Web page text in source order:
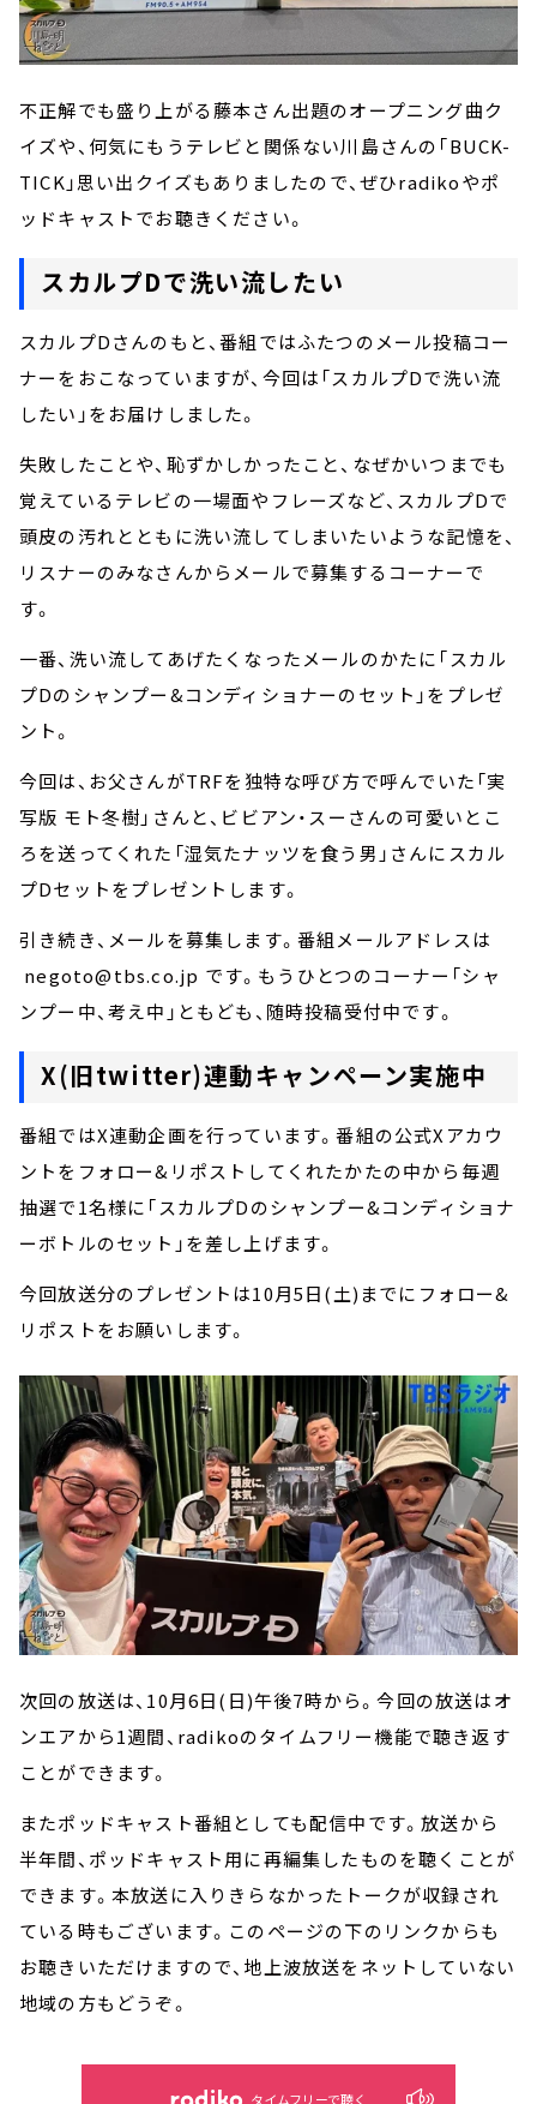
不正解でも盛り上がる藤本さん出題のオープニング曲ク
イズや、何気にもうテレビと関係ない川島さんの「BUCK-
TICK」思い出クイズもありましたので、ぜひradikoやポ
ッドキャストでお聴きください。
スカルプDで洗い流したい
スカルプDさんのもと、番組ではふたつのメール投稿コー
ナーをおこなっていますが、今回は「スカルプDで洗い流
したい」をお届けしました。
失敗したことや、恥ずかしかったこと、なぜかいつまでも
覚えているテレビの一場面やフレーズなど、スカルプDで
頭皮の汚れとともに洗い流してしまいたいような記憶を、
リスナーのみなさんからメールで募集するコーナーで
す。
一番、洗い流してあげたくなったメールのかたに「スカル
プDのシャンプー&コンディショナーのセット」をプレゼ
ント。
今回は、お父さんがTRFを独特な呼び方で呼んでいた「実
写版 モト冬樹」さんと、ビビアン・スーさんの可愛いとこ
ろを送ってくれた「湿気たナッツを食う男」さんにスカル
プDセットをプレゼントします。
引き続き、メールを募集します。番組メールアドレスは
negoto@tbs.co.jp です。もうひとつのコーナー「シャ
ンプー中、考え中」ともども、随時投稿受付中です。
X(旧twitter)連動キャンペーン実施中
番組ではX連動企画を行っています。番組の公式Xアカウ
ントをフォロー&リポストしてくれたかたの中から毎週
抽選で1名様に「スカルプDのシャンプー&コンディショナ
ーボトルのセット」を差し上げます。
今回放送分のプレゼントは10月5日(土)までにフォロー&
リポストをお願いします。
次回の放送は、10月6日(日)午後7時から。今回の放送はオ
ンエアから1週間、radikoのタイムフリー機能で聴き返す
ことができます。
またポッドキャスト番組としても配信中です。放送から
半年間、ポッドキャスト用に再編集したものを聴くことが
できます。本放送に入りきらなかったトークが収録され
ている時もございます。このページの下のリンクからも
お聴きいただけますので、地上波放送をネットしていない
地域の方もどうぞ。
タイムフリーで聴く